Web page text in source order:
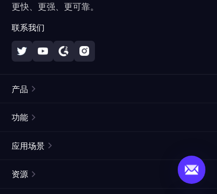
更快、更强、更可靠。
联系我们
产品
静态住宅代理
功能
ISP代理
应用场景
资源